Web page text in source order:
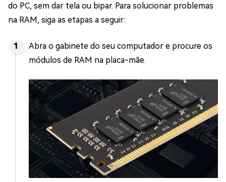
do PC, sem dar tela ou bipar. Para solucionar problemas
na RAM, siga as etapas a seguir:
Abra o gabinete do seu computador e procure os
módulos de RAM na placa-mãe.